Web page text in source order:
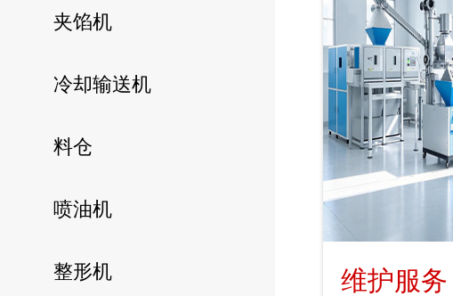
夹馅机
冷却输送机
料仓
喷油机
整形机 维护服务